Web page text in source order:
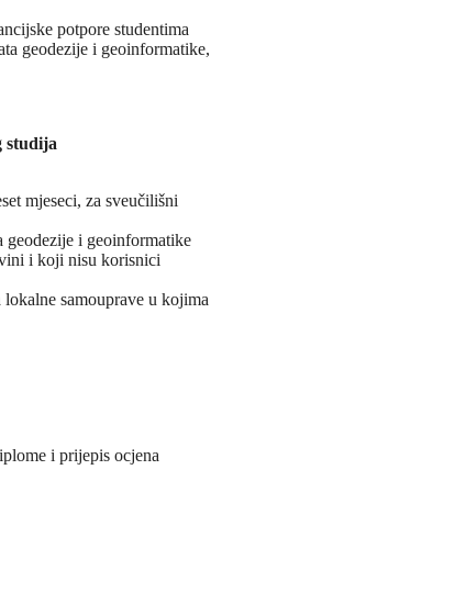
potpore studentima
geodezije i geoinformatike,
studija
mjeseci, za sveučilišni
geodezije i geoinformatike
i koji nisu korisnici
samouprave u kojima
i prijepis ocjena